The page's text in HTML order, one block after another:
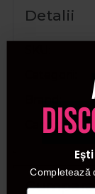
Detalii
Cantitate
Completează